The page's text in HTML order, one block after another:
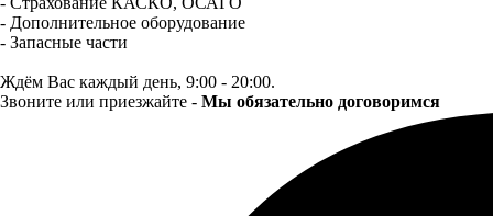
- Дополнительное оборудование
- Запасные части
Ждём Вас каждый день, 9:00 - 20:00.
Звоните или приезжайте - Мы обязательно договоримся